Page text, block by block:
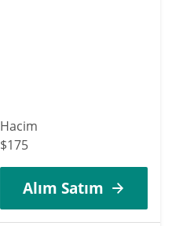
Hacim
$175
Alım Satım